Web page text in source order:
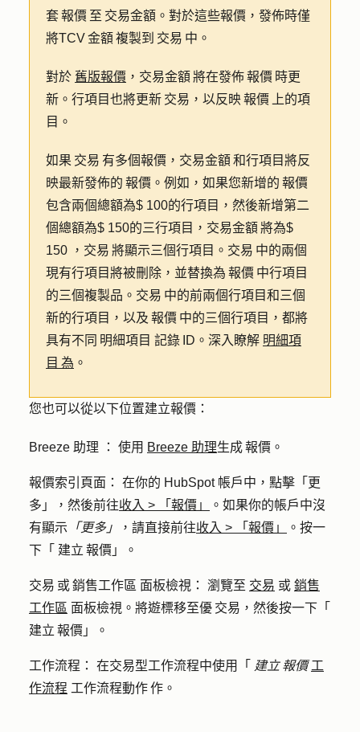
套 報價 至 交易金額。對於這些報價，發佈時僅
將TCV 金額 複製到 交易 中。
對於 舊版報價 ，交易金額 將在發佈 報價 時更
新。行項目也將更新 交易，以反映 報價 上的項
目。
如果 交易 有多個報價，交易金額 和行項目將反
映最新發佈的 報價。例如，如果您新增的 報價
包含兩個總額為$ 100的行項目，然後新增第二
個總額為$ 150的三行項目，交易金額 將為$
150 ，交易 將顯示三個行項目。交易 中的兩個
現有行項目將被刪除，並替換為 報價 中行項目
的三個複製品。交易 中的前兩個行項目和三個
新的行項目，以及 報價 中的三個行項目，都將
具有不同 明細項目 記錄 ID。深入瞭解 明細項
目 為 。
您也可以從以下位置建立報價：
Breeze 助理 ： 使用 Breeze 助理生成 報價。
報價索引頁面： 在你的 HubSpot 帳戶中，點擊 「更
多」
，然後前往收入 > 「報價」
。如果你的帳戶中沒
有顯示 「更多」 ，請直接前往收入 > 「報價」
。按一
下「 建立 報價 」。
交易 或 銷售工作區 面板檢視： 瀏覽至 交易 或 銷售
工作區 面板檢視。將遊標移至優 交易，然後按一下「
建立 報價 」。
工作流程： 在交易型工作流程中使用「 建立 報價 工
作流程 工作流程動作 作。